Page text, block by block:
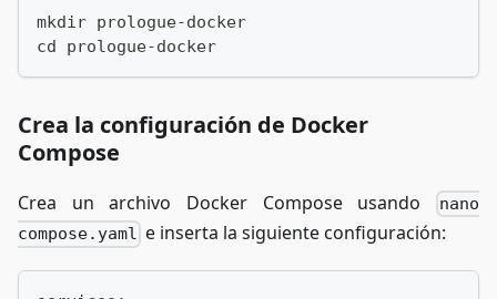
mkdir prologue-docker
cd prologue-docker
Crea la configuración de Docker
Compose
Crea un archivo Docker Compose usando
nano
compose.yaml e inserta la siguiente configuración: